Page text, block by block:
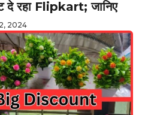
दे रहा Flipkart; जानिए
2024